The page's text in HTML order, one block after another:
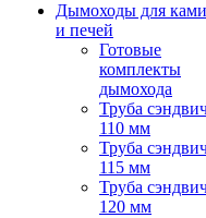
Дымоходы для
и печей
Готовые
комплекты
дымохода
Труба
110 мм
Труба
115 мм
Труба
120 мм